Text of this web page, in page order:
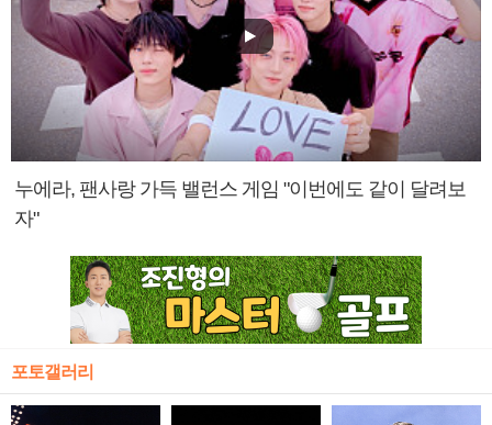
누에라, 팬사랑 가득 밸런스 게임 "이번에도 같이 달려보
자"
포토갤러리